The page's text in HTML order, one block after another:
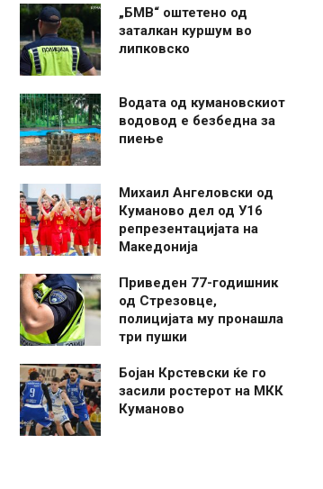
„БМВ“ оштетено од
заталкан куршум во
липковско
Водата од кумановскиот
водовод е безбедна за
пиење
Михаил Ангеловски од
Куманово дел од У16
репрезентацијата на
Македонија
Приведен 77-годишник
од Стрезовце,
полицијата му пронашла
три пушки
Бојан Крстевски ќе го
засили ростерот на МКК
Куманово